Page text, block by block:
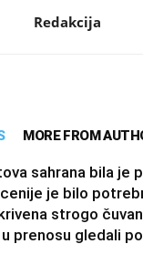
Redakcija
MORE FROM
sahrana bila je
je bilo
strogo
prenosu gledali